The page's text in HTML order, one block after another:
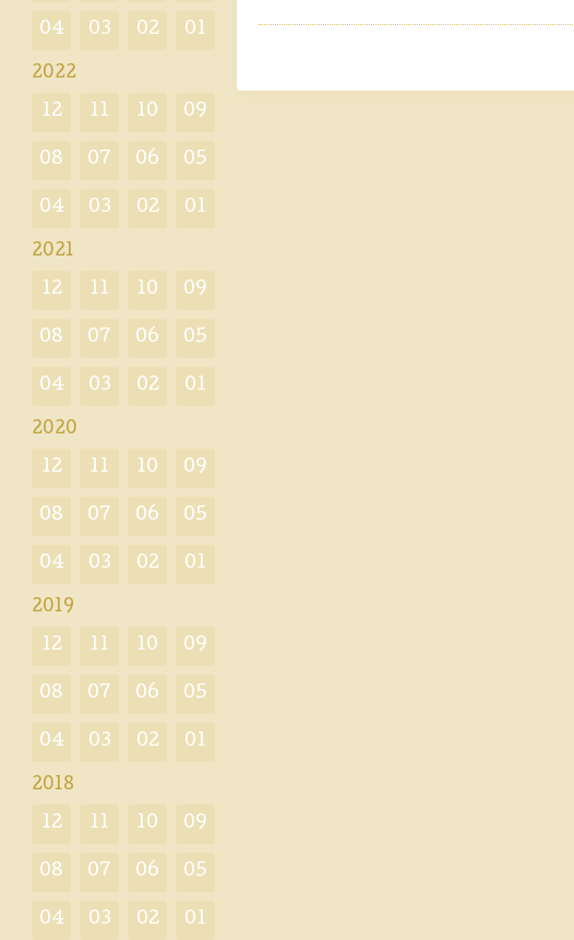
04 03 02 01
2022
12 11 10 09
08 07 06 05
04 03 02 01
2021
12 11 10 09
08 07 06 05
04 03 02 01
2020
12 11 10 09
08 07 06 05
04 03 02 01
2019
12 11 10 09
08 07 06 05
04 03 02 01
2018
12 11 10 09
08 07 06 05
04 03 02 01